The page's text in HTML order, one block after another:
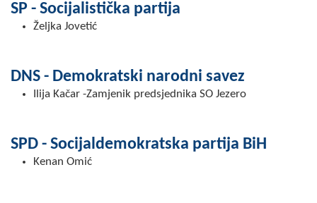
FINANSIJE
Poljoprivreda
Turizam
SP - Socijalistička partija
Željka Jovetić
DNS - Demokratski narodni savez
Ilija Kačar -Zamjenik predsjednika SO Jezero
SPD - Socijaldemokratska partija BiH
Kenan Omić